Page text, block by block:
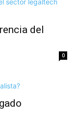
del
0